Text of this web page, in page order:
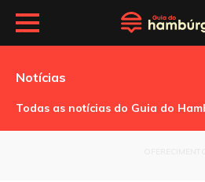
Notícias
Todas as notícias do Guia do